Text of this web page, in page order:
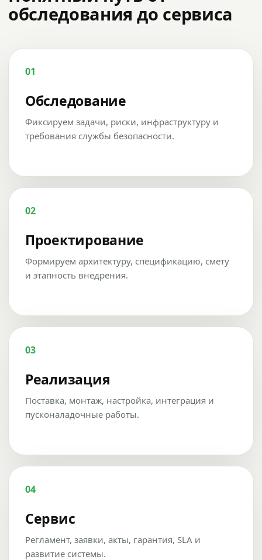
обследования до сервиса
01
Обследование
Фиксируем задачи, риски, инфраструктуру и
требования службы безопасности.
02
Проектирование
Формируем архитектуру, спецификацию, смету
и этапность внедрения.
03
Реализация
Поставка, монтаж, настройка, интеграция и
пусконаладочные работы.
04
Сервис
Регламент, заявки, акты, гарантия, SLA и
развитие системы.